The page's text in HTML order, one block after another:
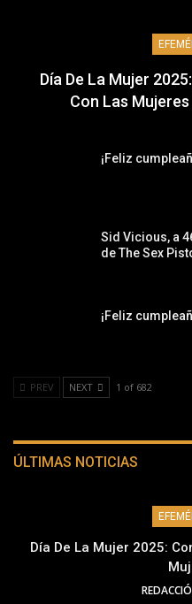
Día De La Mujer
Con Las
¡Feliz
Sid Vicious, a
de The Sex
¡Feliz
PREV NEXT 1 of 682
ÚLTIMAS NOTICIAS
Día De La Mujer 2025: